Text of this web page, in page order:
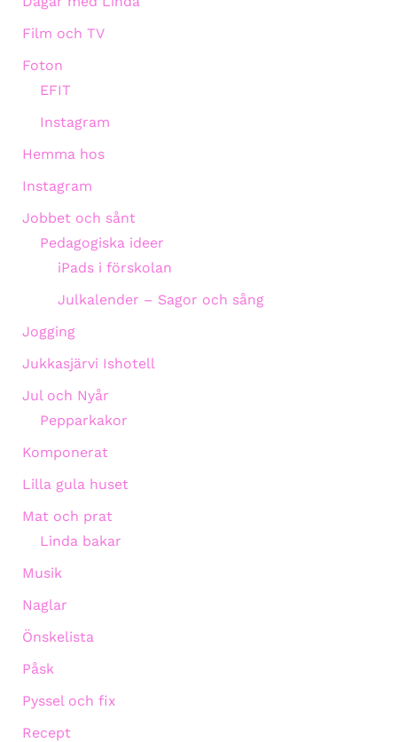
Film och TV
Foton
EFIT
Instagram
Hemma hos
Instagram
Jobbet och sånt
Pedagogiska ideer
iPads i förskolan
Julkalender – Sagor och sång
Jogging
Jukkasjärvi Ishotell
Jul och Nyår
Pepparkakor
Komponerat
Lilla gula huset
Mat och prat
Linda bakar
Musik
Naglar
Önskelista
Påsk
Pyssel och fix
Recept